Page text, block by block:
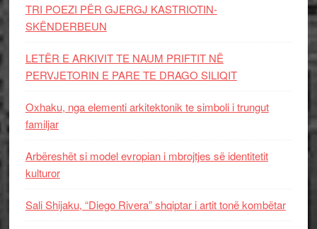
TRI POEZI PËR GJERGJ KASTRIOTIN-
SKËNDERBEUN
LETËR E ARKIVIT TE NAUM PRIFTIT NË
PERVJETORIN E PARE TE DRAGO SILIQIT
Oxhaku, nga elementi arkitektonik te simboli i trungut
familjar
Arbëreshët si model evropian i mbrojtjes së identitetit
kulturor
Sali Shijaku, “Diego Rivera” shqiptar i artit tonë kombëtar